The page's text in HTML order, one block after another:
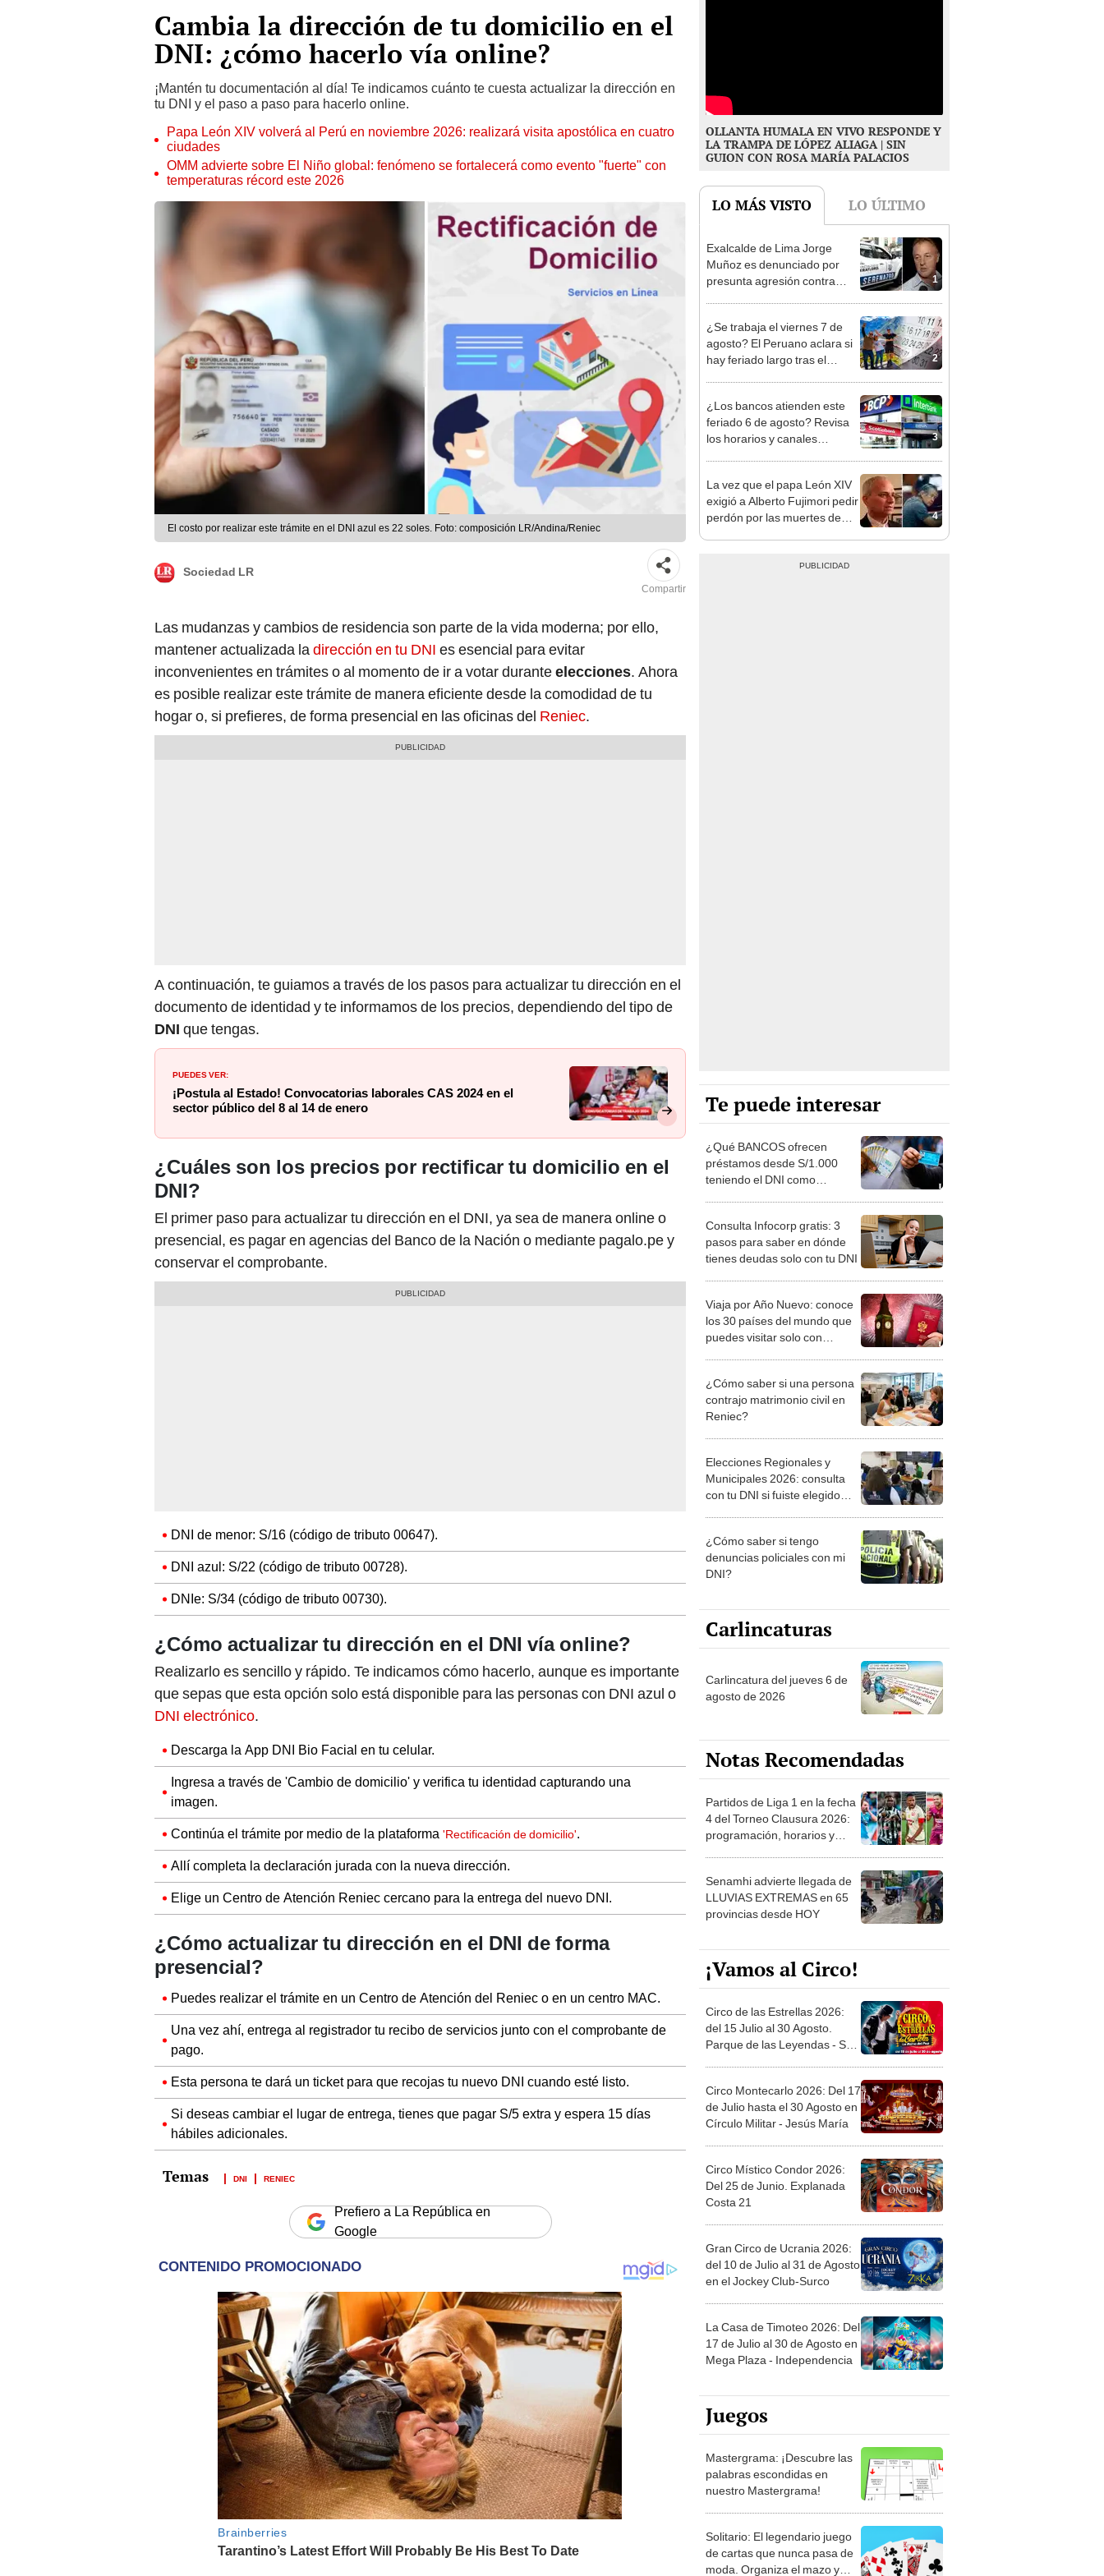
Cambia la dirección de tu domicilio en el
DNI: ¿cómo hacerlo vía online?
¡Mantén tu documentación al día! Te indicamos cuánto te cuesta actualizar la dirección en
tu DNI y el paso a paso para hacerlo online.
Papa León XIV volverá al Perú en noviembre 2026: realizará visita apostólica en cuatro
ciudades
OMM advierte sobre El Niño global: fenómeno se fortalecerá como evento "fuerte" con
temperaturas récord este 2026
El costo por realizar este trámite en el DNI azul es 22 soles. Foto: composición LR/Andina/Reniec
Sociedad LR
Compartir
Las mudanzas y cambios de residencia son parte de la vida moderna; por ello,
mantener actualizada ladirección en tu DNI es esencial para evitar
inconvenientes en trámites o al momento de ir a votar duranteelecciones. Ahora
es posible realizar este trámite de manera eficiente desde la comodidad de tu
hogar o, si prefieres, de forma presencial en las oficinas del Reniec.
A continuación, te guiamos a través de los pasos para actualizar tu dirección en el
documento de identidad y te informamos de los precios, dependiendo del tipo de
DNI que tengas.
PUEDES VER:
¡Postula al Estado! Convocatorias laborales CAS 2024 en el
sector público del 8 al 14 de enero
¿Cuáles son los precios por rectificar tu domicilio en el
DNI?
El primer paso para actualizar tu dirección en el DNI, ya sea de manera online o
presencial, es pagar en agencias del Banco de la Nación o mediante pagalo.pe y
conservar el comprobante.
DNI de menor: S/16 (código de tributo 00647).
DNI azul: S/22 (código de tributo 00728).
DNIe: S/34 (código de tributo 00730).
¿Cómo actualizar tu dirección en el DNI vía online?
Realizarlo es sencillo y rápido. Te indicamos cómo hacerlo, aunque es importante
que sepas que esta opción solo está disponible para las personas con DNI azul o
DNI electrónico.
Descarga la App DNI Bio Facial en tu celular.
Ingresa a través de 'Cambio de domicilio' y verifica tu identidad capturando una
imagen.
Continúa el trámite por medio de la plataforma 'Rectificación de domicilio'.
Allí completa la declaración jurada con la nueva dirección.
Elige un Centro de Atención Reniec cercano para la entrega del nuevo DNI.
¿Cómo actualizar tu dirección en el DNI de forma
presencial?
Puedes realizar el trámite en un Centro de Atención del Reniec o en un centro MAC.
Una vez ahí, entrega al registrador tu recibo de servicios junto con el comprobante de
pago.
Esta persona te dará un ticket para que recojas tu nuevo DNI cuando esté listo.
Si deseas cambiar el lugar de entrega, tienes que pagar S/5 extra y espera 15 días
hábiles adicionales.
DNI RENIEC
Prefiero a La República en
Google
OLLANTA HUMALA EN VIVO RESPONDE Y
LA TRAMPA DE LÓPEZ ALIAGA | SIN
GUION CON ROSA MARÍA PALACIOS
LO MÁS VISTO LO ÚLTIMO
1
Exalcalde de Lima Jorge
Muñoz es denunciado por
presunta agresión contra
2
¿Se trabaja el viernes 7 de
agosto? El Peruano aclara si
hay feriado largo tras el
3
¿Los bancos atienden este
feriado 6 de agosto? Revisa
los horarios y canales
4
La vez que el papa León XIV
exigió a Alberto Fujimori pedir
perdón por las muertes de
Te puede interesar
¿Qué BANCOS ofrecen
préstamos desde S/1.000
teniendo el DNI como
Consulta Infocorp gratis: 3
pasos para saber en dónde
tienes deudas solo con tu DNI
Viaja por Año Nuevo: conoce
los 30 países del mundo que
puedes visitar solo con
¿Cómo saber si una persona
contrajo matrimonio civil en
Reniec?
Elecciones Regionales y
Municipales 2026: consulta
con tu DNI si fuiste elegido
la ONPE
¿Cómo saber si tengo
denuncias policiales con mi
DNI?
Carlincaturas
Carlincatura del jueves 6 de
agosto de 2026
Notas Recomendadas
Partidos de Liga 1 en la fecha
4 del Torneo Clausura 2026:
programación, horarios y
Senamhi advierte llegada de
LLUVIAS EXTREMAS en 65
provincias desde HOY
¡Vamos al Circo!
Circo de las Estrellas 2026:
del 15 Julio al 30 Agosto.
Parque de las Leyendas - San
Circo Montecarlo 2026: Del 17
de Julio hasta el 30 Agosto en
Círculo Militar - Jesús María
Circo Místico Condor 2026:
Del 25 de Junio. Explanada
Costa 21
Gran Circo de Ucrania 2026:
del 10 de Julio al 31 de Agosto
en el Jockey Club-Surco
La Casa de Timoteo 2026: Del
17 de Julio al 30 de Agosto en
Mega Plaza - Independencia
Juegos
Mastergrama: ¡Descubre las
palabras escondidas en
nuestro Mastergrama!
Solitario: El legendario juego
de cartas que nunca pasa de
moda. Organiza el mazo y